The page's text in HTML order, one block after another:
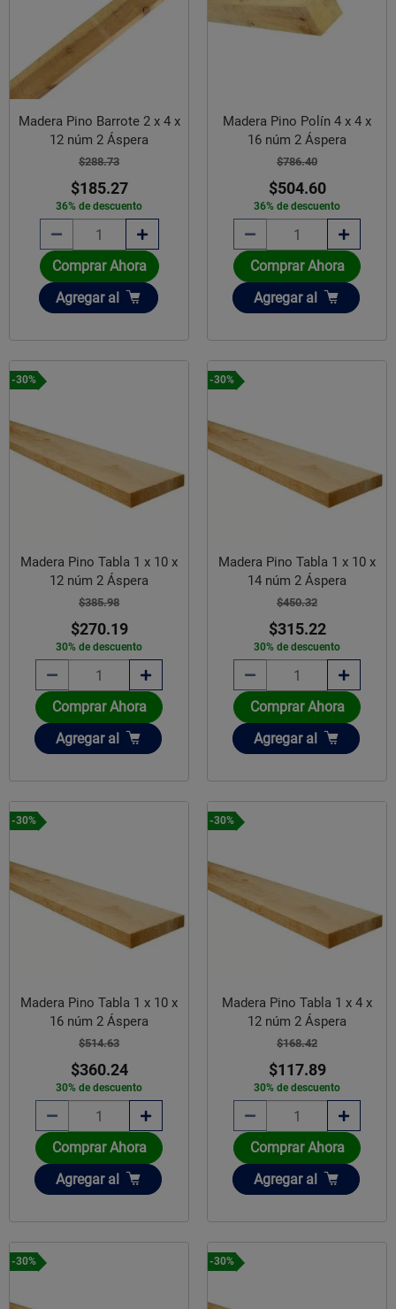
Madera Pino Barrote 2 x 4 x
12 núm 2 Áspera
$288.73
$185.27
36% de descuento
Comprar Ahora
Añadir
Agregar al
Madera Pino Polín 4 x 4 x
16 núm 2 Áspera
$786.40
$504.60
36% de descuento
Comprar Ahora
Añadir
Agregar al
-30%
Madera Pino Tabla 1 x 10 x
12 núm 2 Áspera
$385.98
$270.19
30% de descuento
Comprar Ahora
Añadir
Agregar al
-30%
Madera Pino Tabla 1 x 10 x
14 núm 2 Áspera
$450.32
$315.22
30% de descuento
Comprar Ahora
Añadir
Agregar al
-30%
Madera Pino Tabla 1 x 10 x
16 núm 2 Áspera
$514.63
$360.24
30% de descuento
Comprar Ahora
Añadir
Agregar al
-30%
Madera Pino Tabla 1 x 4 x
12 núm 2 Áspera
$168.42
$117.89
30% de descuento
Comprar Ahora
Añadir
Agregar al
-30% -30%